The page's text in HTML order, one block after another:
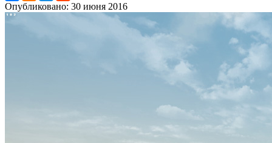
Опубликовано: 30 июня 2016